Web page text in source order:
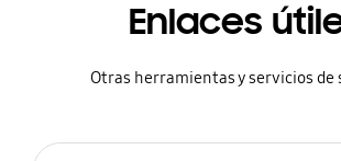
Enlaces
Otras herramientas y servicios de